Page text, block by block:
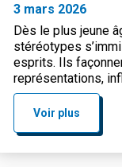
3 mars 2026
Dès le plus jeune
stéréotypes
esprits. Ils
représentations,
choix, et, trop
ambitions. À
intériorisent des
Voir plus